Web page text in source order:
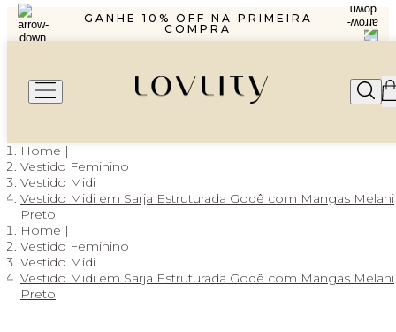
GANHE 10% OFF NA PRIMEIRA
COMPRA
PARCELAMENTO EM ATÉ 6X SEM
R$1299,99 ENVIO PAC
GANHE 10% OFF NA PRIMEIRA
Vestido Feminino
Vestido Midi
Vestido Midi em Sarja Estruturada Godê com Mangas Melani
Preto
Vestido Feminino
Vestido Midi
Vestido Midi em Sarja Estruturada Godê com Mangas Melani
Preto